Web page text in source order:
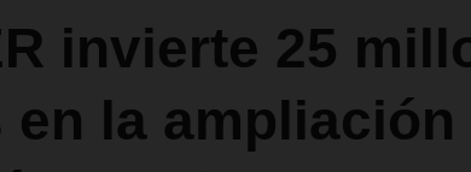
invierte 25
en la ampliación